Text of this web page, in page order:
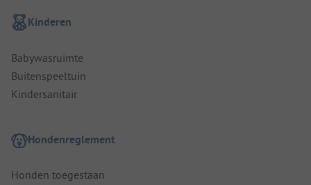
Kinderen
Babywasruimte
Buitenspeeltuin
Kindersanitair
Hondenreglement
Honden toegestaan